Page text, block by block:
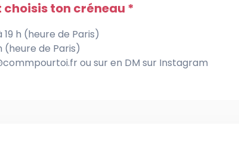
ton créneau *
h (heure de Paris)
(heure de Paris)
ou sur en DM sur Instagram